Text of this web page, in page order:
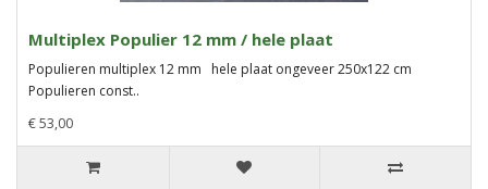
Multiplex Populier 12 mm / hele plaat
Populieren multiplex 12 mm hele plaat ongeveer 250x122 cm
Populieren const..
€ 53,00